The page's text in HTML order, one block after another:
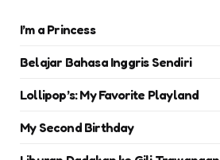
I’m a Princess
Belajar Bahasa Inggris Sendiri
Lollipop’s: My Favorite Playland
My Second Birthday